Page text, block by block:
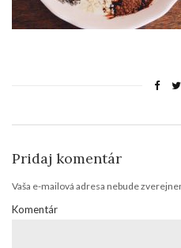
Pridaj komentár
Vaša e-mailová adresa nebude
Komentár